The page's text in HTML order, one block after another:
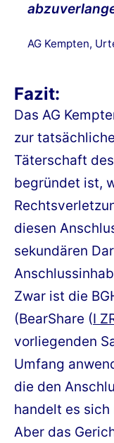
AG Kempten,
Fazit:
Das AG
zur
Täterschaft
begründet ist,
diesen
sekundären
Zwar ist die
(BearShare (I
vorliegenden
Umfang
die den
handelt es
Aber das